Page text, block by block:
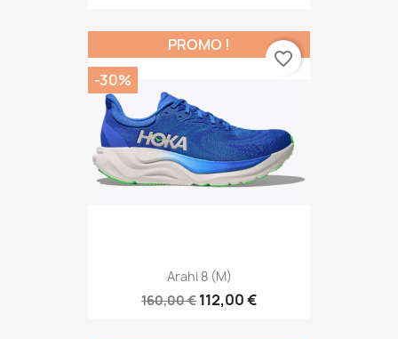
Arahi 8 (M)
160,00 € 112,00 €
PROMO !
-30%
favorite_border